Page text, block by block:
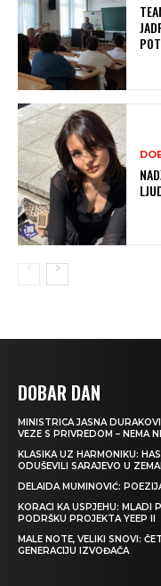
DOBAR DAN
MINISTRICA JASNA
VEZE S PRIVREDOM – NEMA
KLASIKA UZ HARMONIKU:
ODUŠEVILI SARAJEVO U
DELAIDA MUMINOVIĆ:
KORACI KA USPJEHU: MLADI
PODRŠKU PROJEKTA YEEP II
MALE NOTE, VELIKI SNOVI:
GENERACIJU IZVOĐAČA